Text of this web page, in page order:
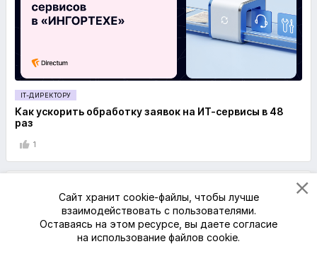
IT-ДИРЕКТОРУ
Как ускорить обработку заявок на ИТ-сервисы в 48
раз
1
Сайт хранит cookie-файлы, чтобы лучше
взаимодействовать с пользователями.
Оставаясь на этом ресурсе, вы даете согласие
на использование файлов cookie.